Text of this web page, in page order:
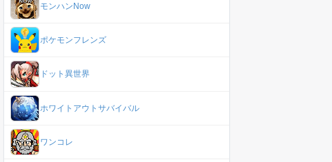
モンハンNow
ポケモンフレンズ
ドット異世界
ホワイトアウトサバイバル
ワンコレ